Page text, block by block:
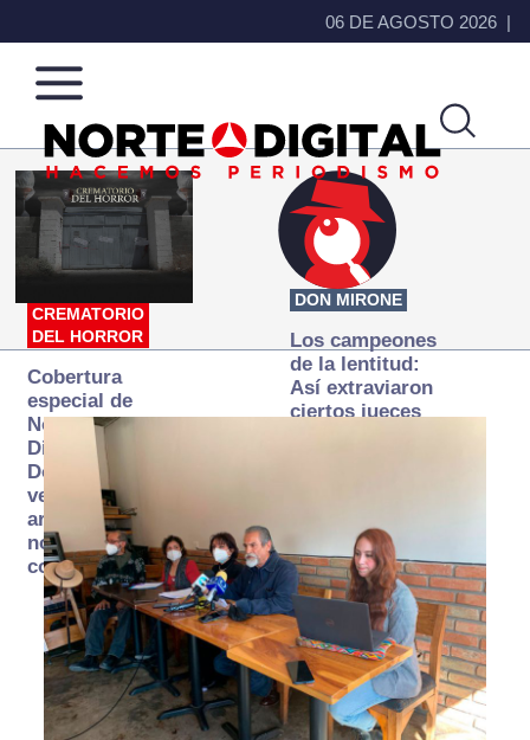
06 DE AGOSTO 2026
Norte
de
Ciudad
Más
que
noticias,
hacemos periodismo
CREMATORIO
DEL HORROR
Cobertura
especial de
Norte
Digital:
Donde la
verdad
arde… pero
no se
consume
DON MIRONE
Los campeones
de la lentitud:
Así extraviaron
ciertos jueces